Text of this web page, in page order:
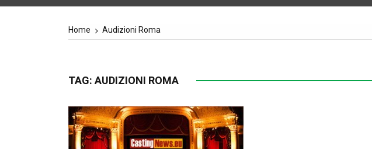
Home Audizioni Roma
TAG: AUDIZIONI ROMA